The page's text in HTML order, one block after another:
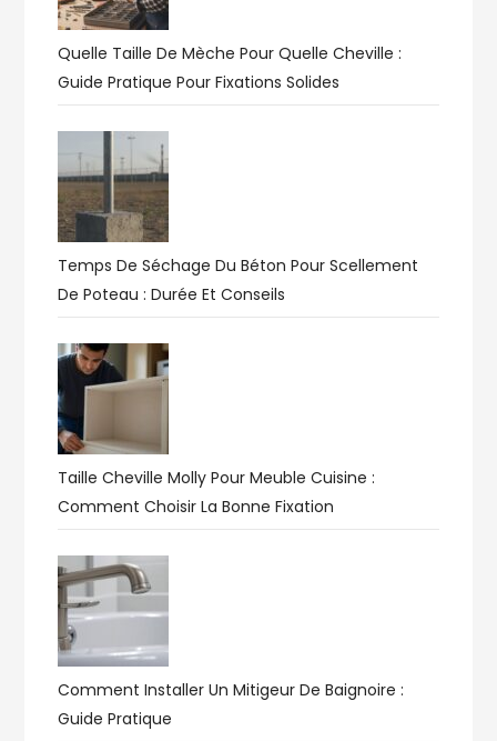
Quelle Taille De Mèche Pour Quelle Cheville :
Guide Pratique Pour Fixations Solides
Temps De Séchage Du Béton Pour Scellement
De Poteau : Durée Et Conseils
Taille Cheville Molly Pour Meuble Cuisine :
Comment Choisir La Bonne Fixation
Comment Installer Un Mitigeur De Baignoire :
Guide Pratique